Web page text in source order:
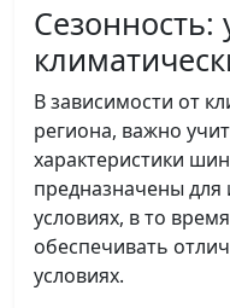
Сезонность:
В зависимости от
региона, важно
характеристики
предназначены для
условиях, в то
обеспечивать
условиях.